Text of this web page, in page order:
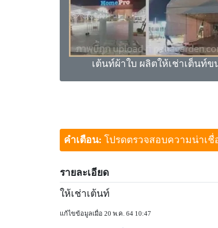
เต้นท์ผ้าใบ ผลิตให้เช่าเต็นท์
คำเตือน: โปรดตรวจสอบความน่าเชื่
รายละเอียด
ให้เช่าเต้นท์
แก้ไขข้อมูลเมื่อ 20 พ.ค. 64 10:47